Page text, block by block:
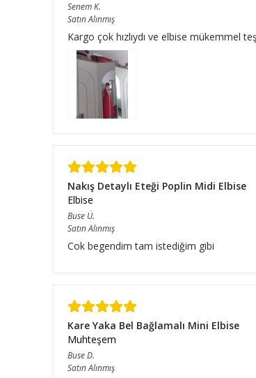
SenemK.
Satın Alınmış
Kargo çok hızlıydı ve elbise mükemmel
Nakış Detaylı Eteği Poplin Midi Elbise
Elbise
Buse Ü.
Satın Alınmış
Cok begendim tam istediğim gibi
Kare Yaka Bel Bağlamalı Mini Elbise
Muhteşem
BuseD.
Satın Alınmış